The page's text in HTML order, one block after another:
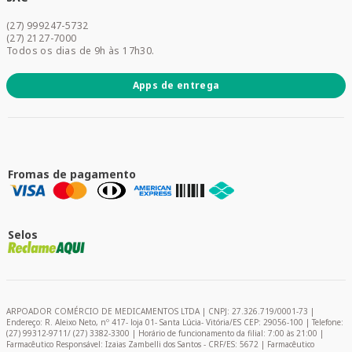
Promoções
(27) 999247-5732
(27) 2127-7000
Todos os dias de 9h às 17h30.
Apps de entrega
Fromas de pagamento
Selos
ARPOADOR COMÉRCIO DE MEDICAMENTOS LTDA | CNPJ: 27.326.719/0001-73 |
Endereço: R. Aleixo Neto, nº 417- loja 01- Santa Lúcia- Vitória/ES CEP: 29056-100 | Telefone:
(27) 99312-9711/ (27) 3382-3300 | Horário de funcionamento da filial: 7:00 às 21:00 |
Farmacêutico Responsável: Izaias Zambelli dos Santos - CRF/ES: 5672 | Farmacêutico